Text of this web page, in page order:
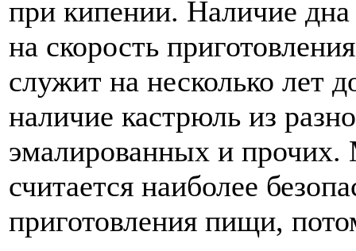
при кипении. Наличие
на скорость
служит на несколько лет
наличие кастрюль из
эмалированных и прочих.
считается наиболее
приготовления пищи,